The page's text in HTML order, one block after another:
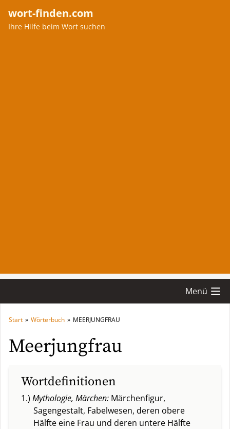
wort-finden.com
Ihre Hilfe beim Wort suchen
Menü
Start » Wörterbuch » MEERJUNGFRAU
Meerjungfrau
Wortdefinitionen
1.) Mythologie, Märchen: Märchenfigur,
Sagengestalt, Fabelwesen, deren obere
Hälfte eine Frau und deren untere Hälfte